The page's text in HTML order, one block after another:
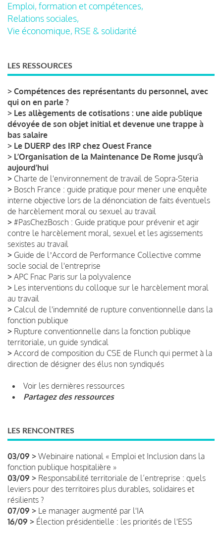
Emploi, formation et compétences,
Relations sociales,
Vie économique, RSE & solidarité
LES RESSOURCES
> Compétences des représentants du personnel, avec
qui on en parle ?
> Les allègements de cotisations : une aide publique
dévoyée de son objet initial et devenue une trappe à
bas salaire
> Le DUERP des IRP chez Ouest France
> L’Organisation de la Maintenance De Rome jusqu’à
aujourd’hui
> Charte de l'environnement de travail de Sopra-Steria
> Bosch France : guide pratique pour mener une enquête
interne objective lors de la dénonciation de faits éventuels
de harcèlement moral ou sexuel au travail
> #PasChezBosch : Guide pratique pour prévenir et agir
contre le harcèlement moral, sexuel et les agissements
sexistes au travail
> Guide de lʼAccord de Performance Collective comme
socle social de l'entreprise
> APC Fnac Paris sur la polyvalence
> Les interventions du colloque sur le harcèlement moral
au travail
> Calcul de l'indemnité de rupture conventionnelle dans la
fonction publique
> Rupture conventionnelle dans la fonction publique
territoriale, un guide syndical
> Accord de composition du CSE de Flunch qui permet à la
direction de désigner des élus non syndiqués
Voir les dernières ressources
Partagez des ressources
LES RENCONTRES
03/09 > Webinaire national « Emploi et Inclusion dans la
fonction publique hospitalière »
03/09 > Responsabilité territoriale de l’entreprise : quels
leviers pour des territoires plus durables, solidaires et
résilients ?
07/09 > Le manager augmenté par l'IA
16/09 > Élection présidentielle : les priorités de l'ESS